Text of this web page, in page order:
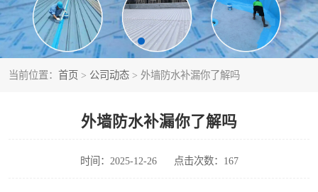
当前位置： 首页 > 公司动态 > 外墙防水补漏你了解吗
外墙防水补漏你了解吗
时间：2025-12-26 点击次数：167
阳台卫生间防水补漏
金属房搭建及补漏